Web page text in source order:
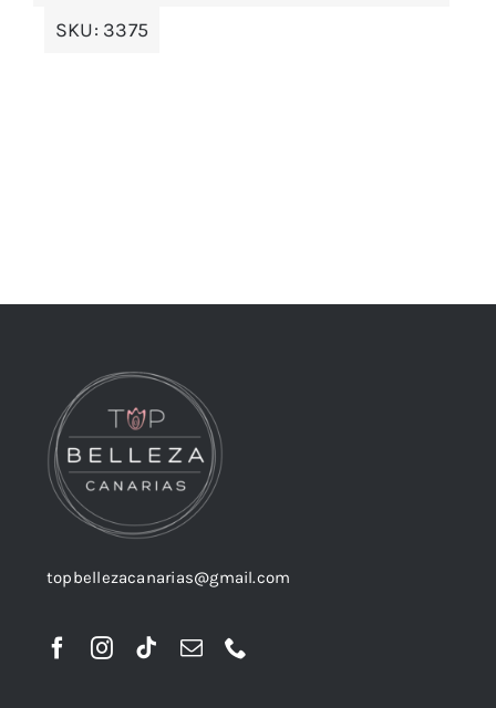
SKU: 3375
topbellezacanarias@gmail.com